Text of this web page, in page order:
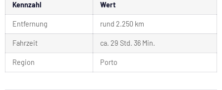
Kennzahl Wert
Entfernung rund 2.250 km
Fahrzeit ca. 29 Std. 36 Min.
Region Porto